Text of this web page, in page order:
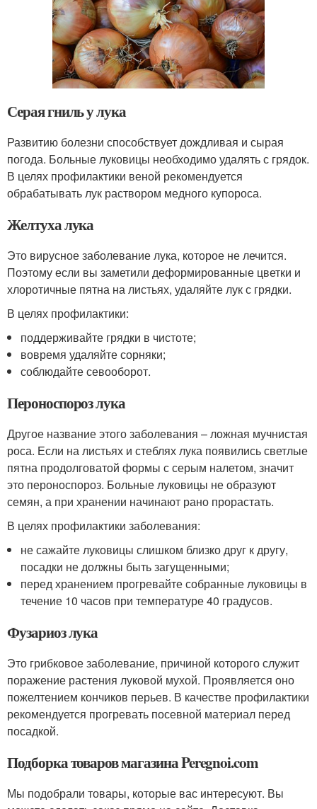
Серая гниль у лука
Развитию болезни способствует дождливая и сырая
погода. Больные луковицы необходимо удалять с грядок.
В целях профилактики веной рекомендуется
обрабатывать лук раствором медного купороса.
Желтуха лука
Это вирусное заболевание лука, которое не лечится.
Поэтому если вы заметили деформированные цветки и
хлоротичные пятна на листьях, удаляйте лук с грядки.
В целях профилактики:
поддерживайте грядки в чистоте;
вовремя удаляйте сорняки;
соблюдайте севооборот.
Пероноспороз лука
Другое название этого заболевания – ложная мучнистая
роса. Если на листьях и стеблях лука появились светлые
пятна продолговатой формы с серым налетом, значит
это пероноспороз. Больные луковицы не образуют
семян, а при хранении начинают рано прорастать.
В целях профилактики заболевания:
не сажайте луковицы слишком близко друг к другу,
посадки не должны быть загущенными;
перед хранением прогревайте собранные луковицы в
течение 10 часов при температуре 40 градусов.
Фузариоз лука
Это грибковое заболевание, причиной которого служит
поражение растения луковой мухой. Проявляется оно
пожелтением кончиков перьев. В качестве профилактики
рекомендуется прогревать посевной материал перед
посадкой.
Подборка товаров магазина Peregnoi.com
Мы подобрали товары, которые вас интересуют. Вы